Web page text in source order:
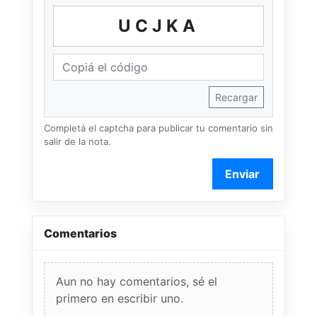
UCJKA
Recargar
Completá el captcha para publicar tu comentario sin
salir de la nota.
Enviar
Comentarios
Aun no hay comentarios, sé el
primero en escribir uno.